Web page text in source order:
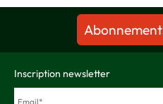
Inscription newsletter